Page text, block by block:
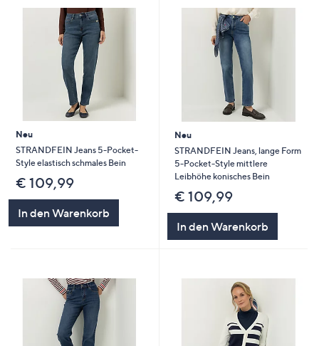
Neu
STRANDFEIN Jeans 5-Pocket-
Style elastisch schmales Bein
€ 109,99
In den Warenkorb
Neu
STRANDFEIN Jeans, lange Form
5-Pocket-Style mittlere
Leibhöhe konisches Bein
€ 109,99
In den Warenkorb